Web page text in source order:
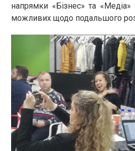
напрямки «Бізнес» та
можливих щодо подальшого